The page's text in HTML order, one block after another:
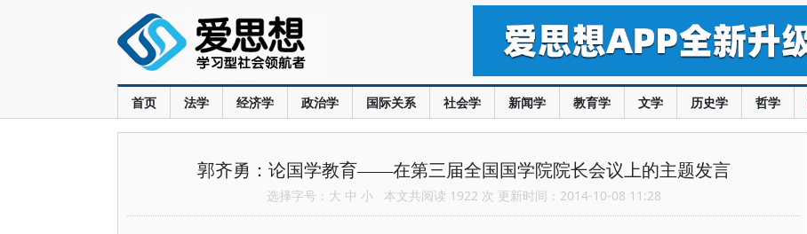
首页 法学 经济学 政治学 国际关系 社会学 新闻学 教育学 文学 历史学 哲学
郭齐勇：论国学教育——在第三届全国国学院院长会议上的主题发言
选择字号： 大 中 小 本文共阅读 1922 次 更新时间：2014-10-08 11:28